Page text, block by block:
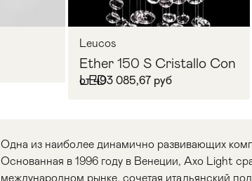
Leucos
Ether 150 S Cristallo Con
LED
от 493 085,67 руб
Одна из наиболее динамично развивающих
Основанная в 1996 году в Венеции, Axo Light
международном рынке, сочетая итальянский